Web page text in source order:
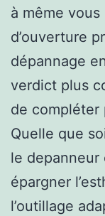
à même
d’ouverture
dépannage
verdict plus
de compléter
Quelle que
le depanneur
épargner
l’outillage